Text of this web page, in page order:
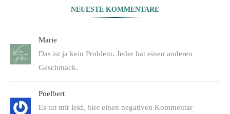
NEUESTE KOMMENTARE
Marie
Das ist ja kein Problem. Jeder hat einen anderen
Geschmack.
Poelbert
Es tut mir leid, hier einen negativen Kommentar